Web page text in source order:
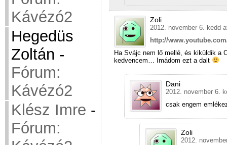
Kávézó2
Hegedüs
Zoltán -
Fórum:
Kávézó2
Klész Imre -
Fórum:
Zoli
2012. november 6. kedd
http://
Ha Svájc nem lő mellé, és kiküldik a
kedvencem… Imádom ezt a dalt
Dani
2012. november 6.
csak engem
Zoli
2012.